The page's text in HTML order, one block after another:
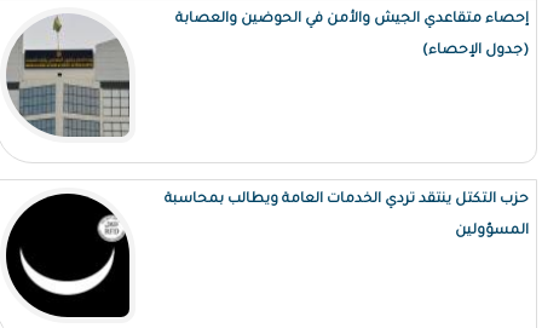
إحصاء متقاعدي الجيش والأمن في الحوضين والعصابة
(جدول الإحصاء)
حزب التكتل ينتقد تردي الخدمات العامة ويطالب بمحاسبة
المسؤولين